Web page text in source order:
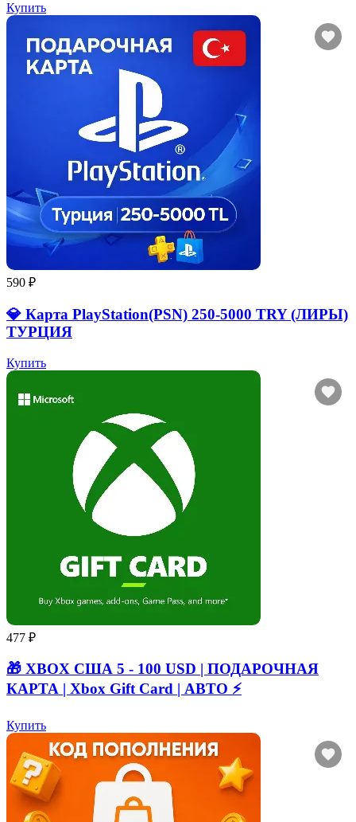
Купить
590 ₽
💎 Карта PlayStation(PSN) 250-5000 TRY (ЛИРЫ)
ТУРЦИЯ
Купить
477 ₽
🎁 XBOX США 5 - 100 USD | ПОДАРОЧНАЯ
КАРТА | Xbox Gift Card | АВТО ⚡
Купить